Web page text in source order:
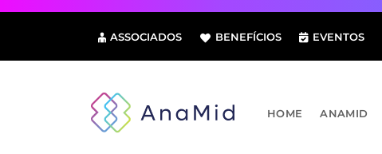
Pular
conteúdo
ASSOCIADOS BENEFÍCIOS EVENTOS
HOME ANAMID